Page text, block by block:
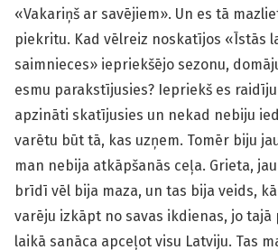
«Vakariņš ar savējiem». Un es tā
piekritu. Kad vēlreiz noskatījos «Īstās
saimnieces» iepriekšējo sezonu,
esmu parakstījusies? Iepriekš es
apzināti skatījusies un nekad nebiju
varētu būt tā, kas uzņem. Tomēr biju
man nebija atkāpšanās ceļa. Grieta,
brīdī vēl bija maza, un tas bija veids,
varēju izkāpt no savas ikdienas, jo tajā
laikā sanāca apceļot visu Latviju. Tas